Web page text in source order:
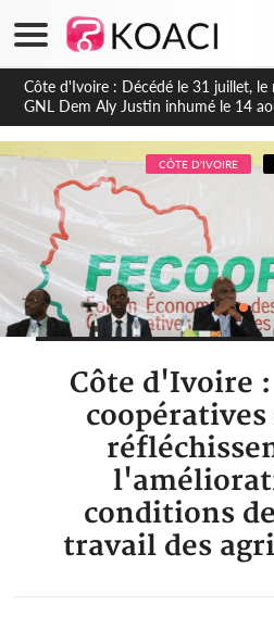
Côte d'Ivoire : Décédé le 31 juillet,
GNL Dem Aly Justin inhumé le 14
CÔTE D'IVOIRE
Côte d'Ivoire
conditions
travail des